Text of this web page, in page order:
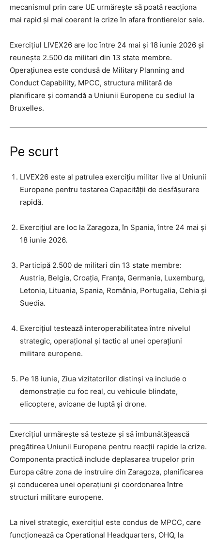
mecanismul prin care UE urmărește să poată reacționa
mai rapid și mai coerent la crize în afara frontierelor sale.
Exercițiul LIVEX26 are loc între 24 mai și 18 iunie 2026 și
reunește 2.500 de militari din 13 state membre.
Operațiunea este condusă de Military Planning and
Conduct Capability, MPCC, structura militară de
planificare și comandă a Uniunii Europene cu sediul la
Bruxelles.
Pe scurt
LIVEX26 este al patrulea exercițiu militar live al Uniunii
Europene pentru testarea Capacității de desfășurare
rapidă.
Exercițiul are loc la Zaragoza, în Spania, între 24 mai și
18 iunie 2026.
Participă 2.500 de militari din 13 state membre:
Austria, Belgia, Croația, Franța, Germania, Luxemburg,
Letonia, Lituania, Spania, România, Portugalia, Cehia și
Suedia.
Exercițiul testează interoperabilitatea între nivelul
strategic, operațional și tactic al unei operațiuni
militare europene.
Pe 18 iunie, Ziua vizitatorilor distinși va include o
demonstrație cu foc real, cu vehicule blindate,
elicoptere, avioane de luptă și drone.
Exercițiul urmărește să testeze și să îmbunătățească
pregătirea Uniunii Europene pentru reacții rapide la crize.
Componenta practică include deplasarea trupelor prin
Europa către zona de instruire din Zaragoza, planificarea
și conducerea unei operațiuni și coordonarea între
structuri militare europene.
La nivel strategic, exercițiul este condus de MPCC, care
funcționează ca Operational Headquarters, OHQ, la